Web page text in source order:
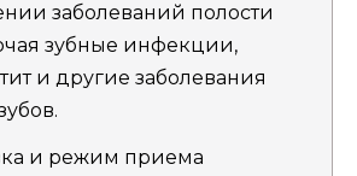
заболеваний полости
зубные инфекции,
и другие заболевания
и режим приема